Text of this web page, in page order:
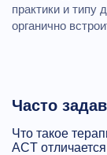
практики и типу
органично
Часто
Что такое
ACT